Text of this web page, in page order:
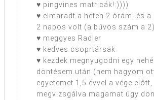
♥ pingvines matricák!:))))
♥ elmaradt a héten 2 órám, és a
2 napos volt (a bűvös szám a 2)
♥ meggyes Radler
♥ kedves csoprtársak
♥ kezdek megnyugodni egy
döntésem után (nem hagyom
egyetemet 1,5 évvel a vége
megvizsgálva magamat úgy